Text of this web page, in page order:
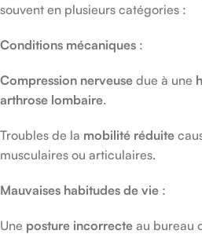
souvent en plusieurs catégories :
Conditions mécaniques :
Compression nerveuse due à une
arthrose lombaire.
Troubles de la mobilité réduite
musculaires ou articulaires.
Mauvaises habitudes de vie :
Une posture incorrecte au bureau